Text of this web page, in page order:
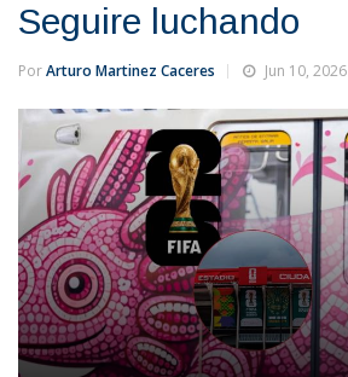
Seguire luchando
PorArturo Martinez Caceres Jun 10, 2026